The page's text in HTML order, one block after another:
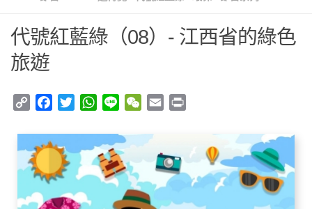
代號紅藍綠（08）- 江西省的綠色
旅遊
Copy
Facebook
TwitterWhatsApp
Line WeChat
Email